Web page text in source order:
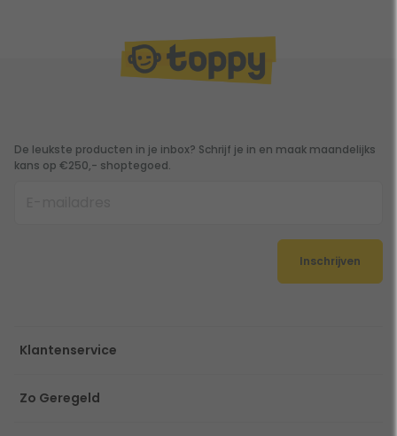
De leukste producten in je inbox? Schrijf je in en maak maandelijks
kans op €250,- shoptegoed.
Inschrijven
Klantenservice
Zo Geregeld